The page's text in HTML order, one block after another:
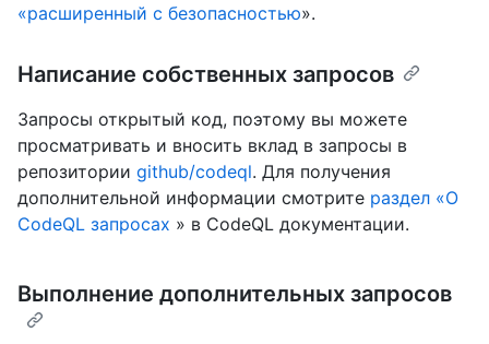
«расширенный с безопасностью».
Написание собственных запросов
Запросы открытый код, поэтому вы можете
просматривать и вносить вклад в запросы в
репозитории github/codeql. Для получения
дополнительной информации смотрите раздел «О
CodeQL запросах » в CodeQL документации.
Выполнение дополнительных запросов